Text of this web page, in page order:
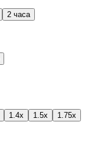
2 часа
1.4x 1.5x
1.75x